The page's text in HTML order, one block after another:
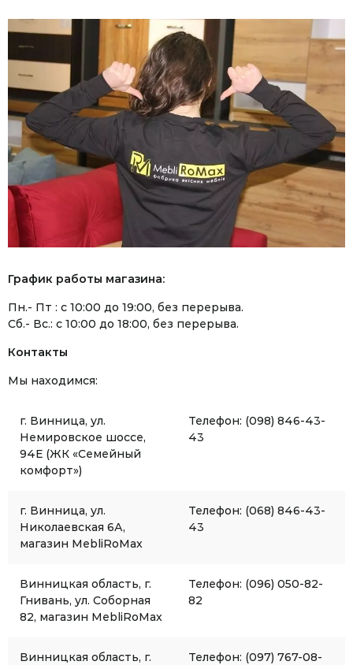
График работы магазина:
Пн.- Пт : с 10:00 до 19:00, без перерыва.
Сб.- Вс.: с 10:00 до 18:00, без перерыва.
Контакты
Мы находимся:
г. Винница, ул.
Немировское шоссе,
94Е (ЖК «Семейный
комфорт»)
Телефон: (098) 846-43-
43
г. Винница, ул.
Николаевская 6А,
магазин MebliRoMax
Телефон: (068) 846-43-
43
Винницкая область, г.
Гнивань, ул. Соборная
82, магазин MebliRoMax
Телефон: (096) 050-82-
82
Винницкая область, г.
Телефон: (097) 767-08-